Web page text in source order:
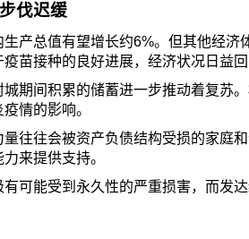
伐迟缓
产总值有望增长约6%。但其他经
苗接种的良好进展，经济状况日益回
期间积累的储蓄进一步推动着复苏
情的影响。
量往往会被资产负债结构受损的家
来提供支持。
可能受到永久性的严重损害，而发